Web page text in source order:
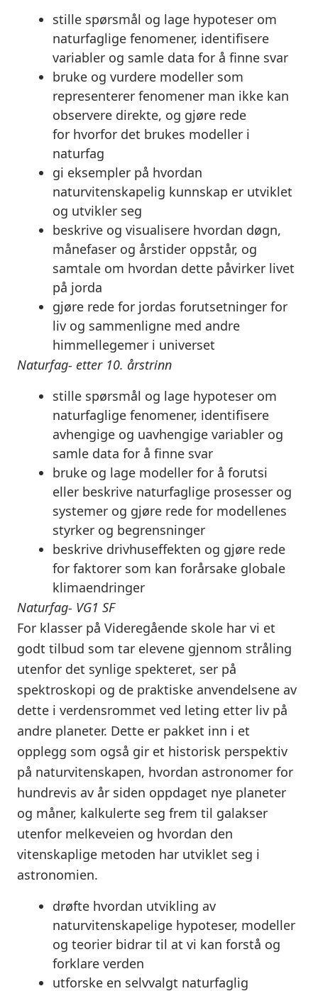
stille spørsmål og lage hypoteser om
naturfaglige fenomener, identifisere
variabler og samle data for å finne svar
bruke og vurdere modeller som
representerer fenomener man ikke kan
observere direkte, og gjøre rede
for hvorfor det brukes modeller i
naturfag
gi eksempler på hvordan
naturvitenskapelig kunnskap er utviklet
og utvikler seg
beskrive og visualisere hvordan døgn,
månefaser og årstider oppstår, og
samtale om hvordan dette påvirker livet
på jorda
gjøre rede for jordas forutsetninger for
liv og sammenligne med andre
himmellegemer i universet
Naturfag- etter 10. årstrinn
stille spørsmål og lage hypoteser om
naturfaglige fenomener, identifisere
avhengige og uavhengige variabler og
samle data for å finne svar
bruke og lage modeller for å forutsi
eller beskrive naturfaglige prosesser og
systemer og gjøre rede for modellenes
styrker og begrensninger
beskrive drivhuseffekten og gjøre rede
for faktorer som kan forårsake globale
klimaendringer
Naturfag- VG1 SF
For klasser på Videregående skole har vi et
godt tilbud som tar elevene gjennom stråling
utenfor det synlige spekteret, ser på
spektroskopi og de praktiske anvendelsene av
dette i verdensrommet ved leting etter liv på
andre planeter. Dette er pakket inn i et
opplegg som også gir et historisk perspektiv
på naturvitenskapen, hvordan astronomer for
hundrevis av år siden oppdaget nye planeter
og måner, kalkulerte seg frem til galakser
utenfor melkeveien og hvordan den
vitenskaplige metoden har utviklet seg i
astronomien.
drøfte hvordan utvikling av
naturvitenskapelige hypoteser, modeller
og teorier bidrar til at vi kan forstå og
forklare verden
utforske en selvvalgt naturfaglig